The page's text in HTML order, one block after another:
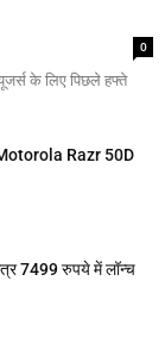
0
के लिए पिछले हफ्ते
Razr 50D
7499 रुपये में लॉन्च